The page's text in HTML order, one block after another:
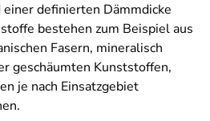
definierten Dämmdicke
bestehen zum Beispiel aus
Fasern, mineralisch
geschäumten Kunststoffen,
je nach Einsatzgebiet